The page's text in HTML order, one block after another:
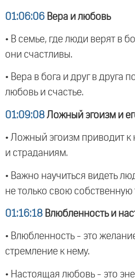
01:06:06 Вера и любовь
• В семье, где люди верят в
они счастливы.
• Вера в бога и друг в друга
любовь и счастье.
01:09:08 Ложный эгоизм и
• Ложный эгоизм приводит к
и страданиям.
• Важно научиться видеть
не только свою собственную
01:16:18 Влюбленность и
• Влюбленность - это
стремление к нему.
• Настоящая любовь - это